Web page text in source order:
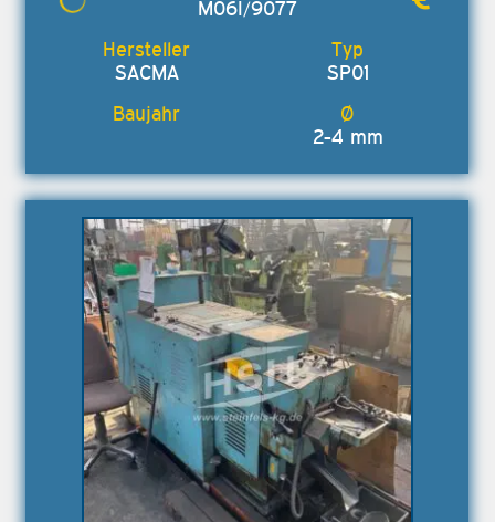
M06I/9077
SACMA SP01
2-4 mm